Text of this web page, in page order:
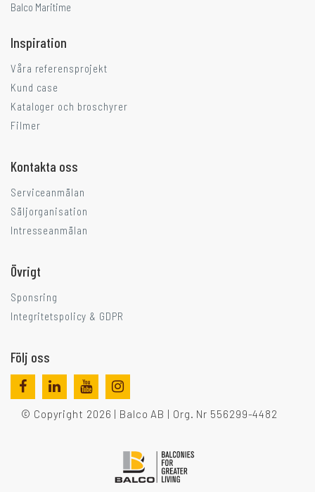
Balco Maritime
Inspiration
Våra referensprojekt
Kund case
Kataloger och broschyrer
Filmer
Kontakta oss
Serviceanmälan
Säljorganisation
Intresseanmälan
Övrigt
Sponsring
Integritetspolicy & GDPR
Följ oss
© Copyright 2026 | Balco AB | Org. Nr 556299-4482